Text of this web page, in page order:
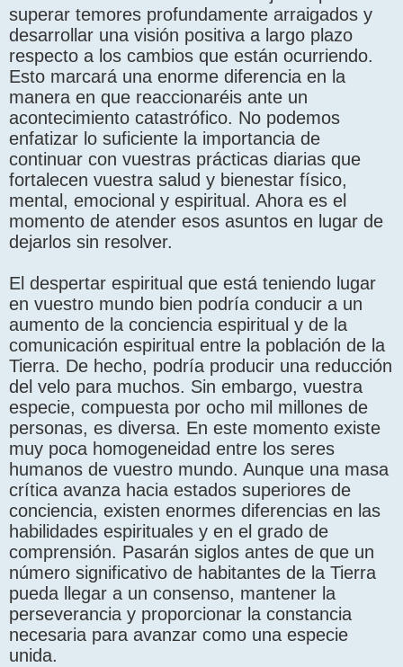
superar temores profundamente arraigados y
desarrollar una visión positiva a largo plazo
respecto a los cambios que están ocurriendo.
Esto marcará una enorme diferencia en la
manera en que reaccionaréis ante un
acontecimiento catastrófico. No podemos
enfatizar lo suficiente la importancia de
continuar con vuestras prácticas diarias que
fortalecen vuestra salud y bienestar físico,
mental, emocional y espiritual. Ahora es el
momento de atender esos asuntos en lugar de
dejarlos sin resolver.
El despertar espiritual que está teniendo lugar
en vuestro mundo bien podría conducir a un
aumento de la conciencia espiritual y de la
comunicación espiritual entre la población de la
Tierra. De hecho, podría producir una reducción
del velo para muchos. Sin embargo, vuestra
especie, compuesta por ocho mil millones de
personas, es diversa. En este momento existe
muy poca homogeneidad entre los seres
humanos de vuestro mundo. Aunque una masa
crítica avanza hacia estados superiores de
conciencia, existen enormes diferencias en las
habilidades espirituales y en el grado de
comprensión. Pasarán siglos antes de que un
número significativo de habitantes de la Tierra
pueda llegar a un consenso, mantener la
perseverancia y proporcionar la constancia
necesaria para avanzar como una especie
unida.